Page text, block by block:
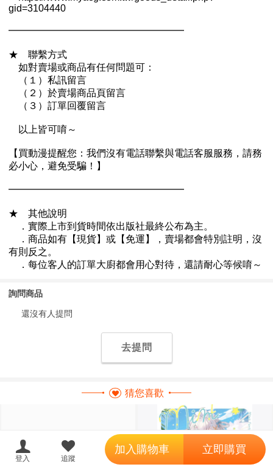
詢問商品
還沒有人提問
去提問
猜您喜歡
登入 追蹤
加入購物車 立即購買